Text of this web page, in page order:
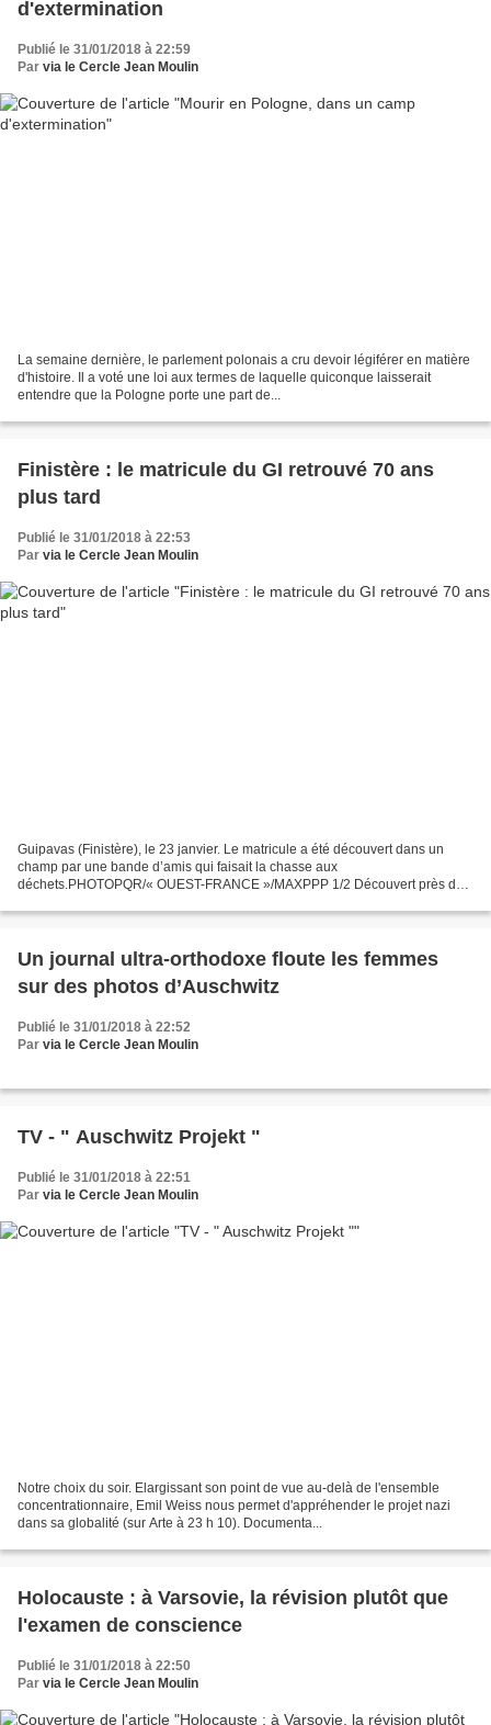
d'extermination
Publié le 31/01/2018 à 22:59
Par via le Cercle Jean Moulin
La semaine dernière, le parlement polonais a cru devoir légiférer en matière
d'histoire. Il a voté une loi aux termes de laquelle quiconque laisserait
entendre que la Pologne porte une part de...
Finistère : le matricule du GI retrouvé 70 ans
plus tard
Publié le 31/01/2018 à 22:53
Par via le Cercle Jean Moulin
Guipavas (Finistère), le 23 janvier. Le matricule a été découvert dans un
champ par une bande d’amis qui faisait la chasse aux
déchets.PHOTOPQR/« OUEST-FRANCE »/MAXPPP 1/2 Découvert près de
Un journal ultra-orthodoxe floute les femmes
sur des photos d’Auschwitz
Publié le 31/01/2018 à 22:52
Par via le Cercle Jean Moulin
TV - " Auschwitz Projekt "
Publié le 31/01/2018 à 22:51
Par via le Cercle Jean Moulin
Notre choix du soir. Elargissant son point de vue au-delà de l'ensemble
concentrationnaire, Emil Weiss nous permet d'appréhender le projet nazi
dans sa globalité (sur Arte à 23 h 10). Documenta...
Holocauste : à Varsovie, la révision plutôt que
l'examen de conscience
Publié le 31/01/2018 à 22:50
Par via le Cercle Jean Moulin